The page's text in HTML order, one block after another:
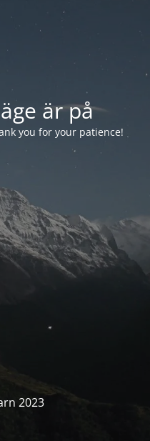
är på
you for your patience!
2023